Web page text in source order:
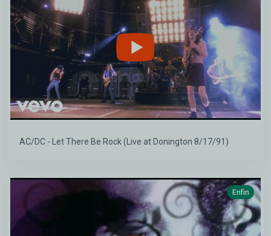
AC/DC - Let There Be Rock (Live at Donington 8/17/91)
Enfin